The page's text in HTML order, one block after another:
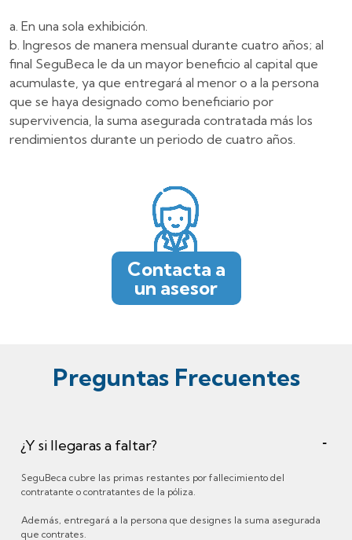
En una sola exhibición.
Ingresos de manera mensual durante cuatro años; al
final SeguBeca le da un mayor beneficio al capital que
acumulaste, ya que entregará al menor o a la persona
que se haya designado como beneficiario por
supervivencia, la suma asegurada contratada más los
rendimientos durante un periodo de cuatro años.
Contacta a
un asesor
Preguntas Frecuentes
¿Y si llegaras a faltar?
SeguBeca cubre las primas restantes por fallecimiento del
contratante o contratantes de la póliza.
Además, entregará a la persona que designes la suma asegurada
que contrates.